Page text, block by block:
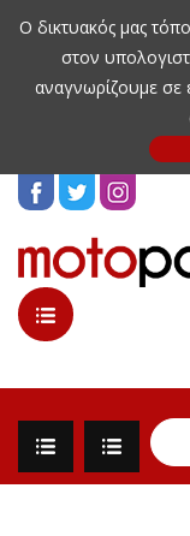
Ο δικτυακός μας
στον
αναγνωρίζουμε σε